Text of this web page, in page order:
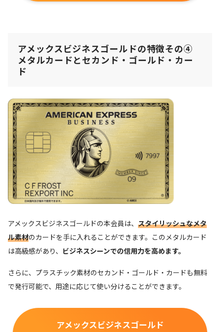
アメックスビジネスゴールドの特徴その④
メタルカードとセカンド・ゴールド・カー
ド
アメックスビジネスゴールドの本会員は、 スタイリッシュなメタ
ル素材のカードを手に入れることができます。このメタルカード
は高級感があり、 ビジネスシーンでの信用力を高めます。
さらに、プラスチック素材のセカンド・ゴールド・カードも無料
で発行可能で、用途に応じて使い分けることができます。
アメックスビジネスゴールド